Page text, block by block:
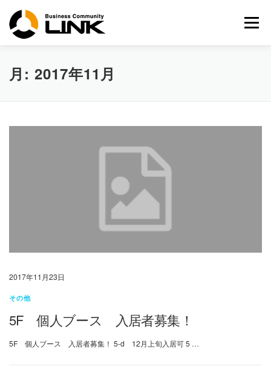
メニュー
月: 2017年11月
2017年11月23日
その他
5F 個人ブース 入居者募集！
5F 個人ブース 入居者募集！ 5-d 12月上旬入居可 5 …